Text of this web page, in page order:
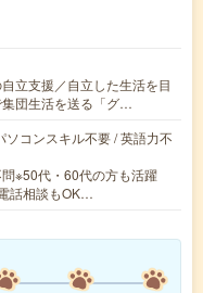
立支援／自立した生活を目
団生活を送る「グ…
ソコンスキル不要 / 英語力不
※50代・60代の方も活躍
話相談もOK…